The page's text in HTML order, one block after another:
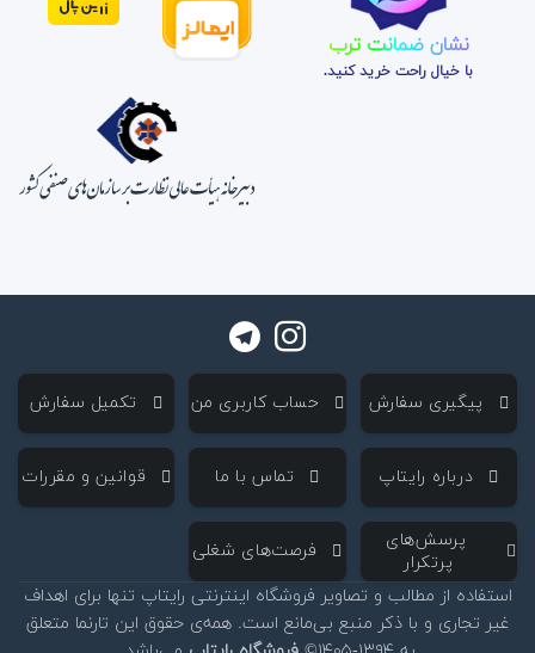
نشان ضمانت ترب
با خیال راحت خرید کنید.
‌ پیگیری سفارش ‌ حساب کاربری من ‌ تکمیل سفارش
‌ درباره رایتاپ ‌ تماس با ما ‌ قوانین و مقررات
‌ پرسش‌های
پرتکرار
‌ فرصت‌های شغلی
استفاده از مطالب و تصاویر فروشگاه اینترنتی رایتاپ تنها برای اهداف
غیر تجاری و با ذکر منبع بی‌مانع است. همه‌ی حقوق این تارنما متعلق